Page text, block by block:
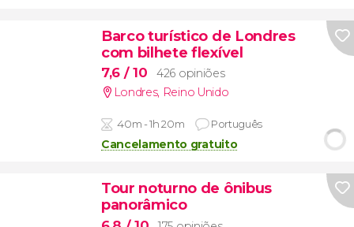
Barco turístico de Londres
com bilhete flexível
7,6 / 10
426 opiniões
Londres, Reino Unido
40m - 1h 20m Português
Cancelamento gratuito
Tour noturno de ônibus
panorâmico